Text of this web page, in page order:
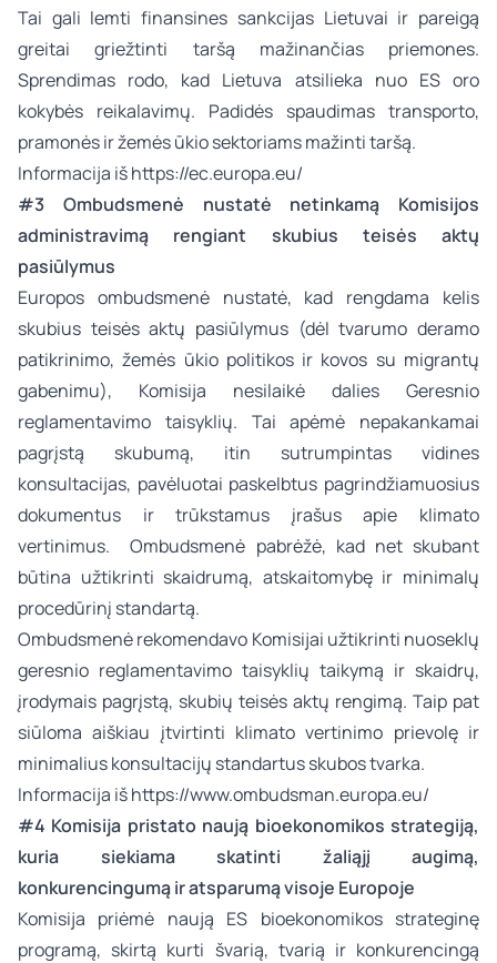
Tai gali lemti finansines sankcijas Lietuvai ir pareigą
greitai griežtinti taršą mažinančias priemones.
Sprendimas rodo, kad Lietuva atsilieka nuo ES oro
kokybės reikalavimų. Padidės spaudimas transporto,
pramonės ir žemės ūkio sektoriams mažinti taršą.
Informacija išhttps://ec.europa.eu/
#3 Ombudsmenė nustatė netinkamą Komisijos
administravimą rengiant skubius teisės aktų
pasiūlymus
Europos ombudsmenė nustatė, kad rengdama kelis
skubius teisės aktų pasiūlymus (dėl tvarumo deramo
patikrinimo, žemės ūkio politikos ir kovos su migrantų
gabenimu), Komisija nesilaikė dalies Geresnio
reglamentavimo taisyklių. Tai apėmė nepakankamai
pagrįstą skubumą, itin sutrumpintas vidines
konsultacijas, pavėluotai paskelbtus pagrindžiamuosius
dokumentus ir trūkstamus įrašus apie klimato
vertinimus. Ombudsmenė pabrėžė, kad net skubant
būtina užtikrinti skaidrumą, atskaitomybę ir minimalų
procedūrinį standartą.
Ombudsmenė rekomendavo Komisijai užtikrinti nuoseklų
geresnio reglamentavimo taisyklių taikymą ir skaidrų,
įrodymais pagrįstą, skubių teisės aktų rengimą. Taip pat
siūloma aiškiau įtvirtinti klimato vertinimo prievolę ir
minimalius konsultacijų standartus skubos tvarka.
Informacija išhttps://www.ombudsman.europa.eu/
#4 Komisija pristato naują bioekonomikos strategiją,
kuria siekiama skatinti žaliąjį augimą,
konkurencingumą ir atsparumą visoje Europoje
Komisija priėmė naują ES bioekonomikos strateginę
programą, skirtą kurti švarią, tvarią ir konkurencingą